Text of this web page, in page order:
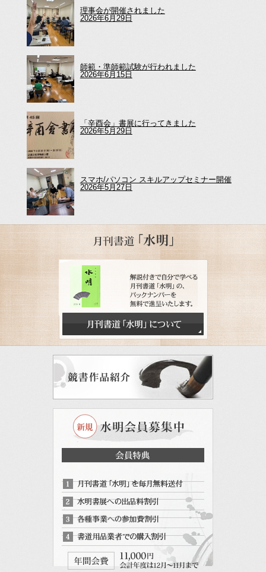
理事会が開催されました
2026年6月29日
師範・準師範試験が行われました
2026年6月15日
「辛酉会」書展に行ってきました
2026年5月29日
スマホ/パソコン スキルアップセミナー開催
2026年5月27日